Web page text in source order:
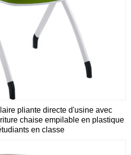
pliante directe d'usine avec
chaise empilable en plastique
en classe